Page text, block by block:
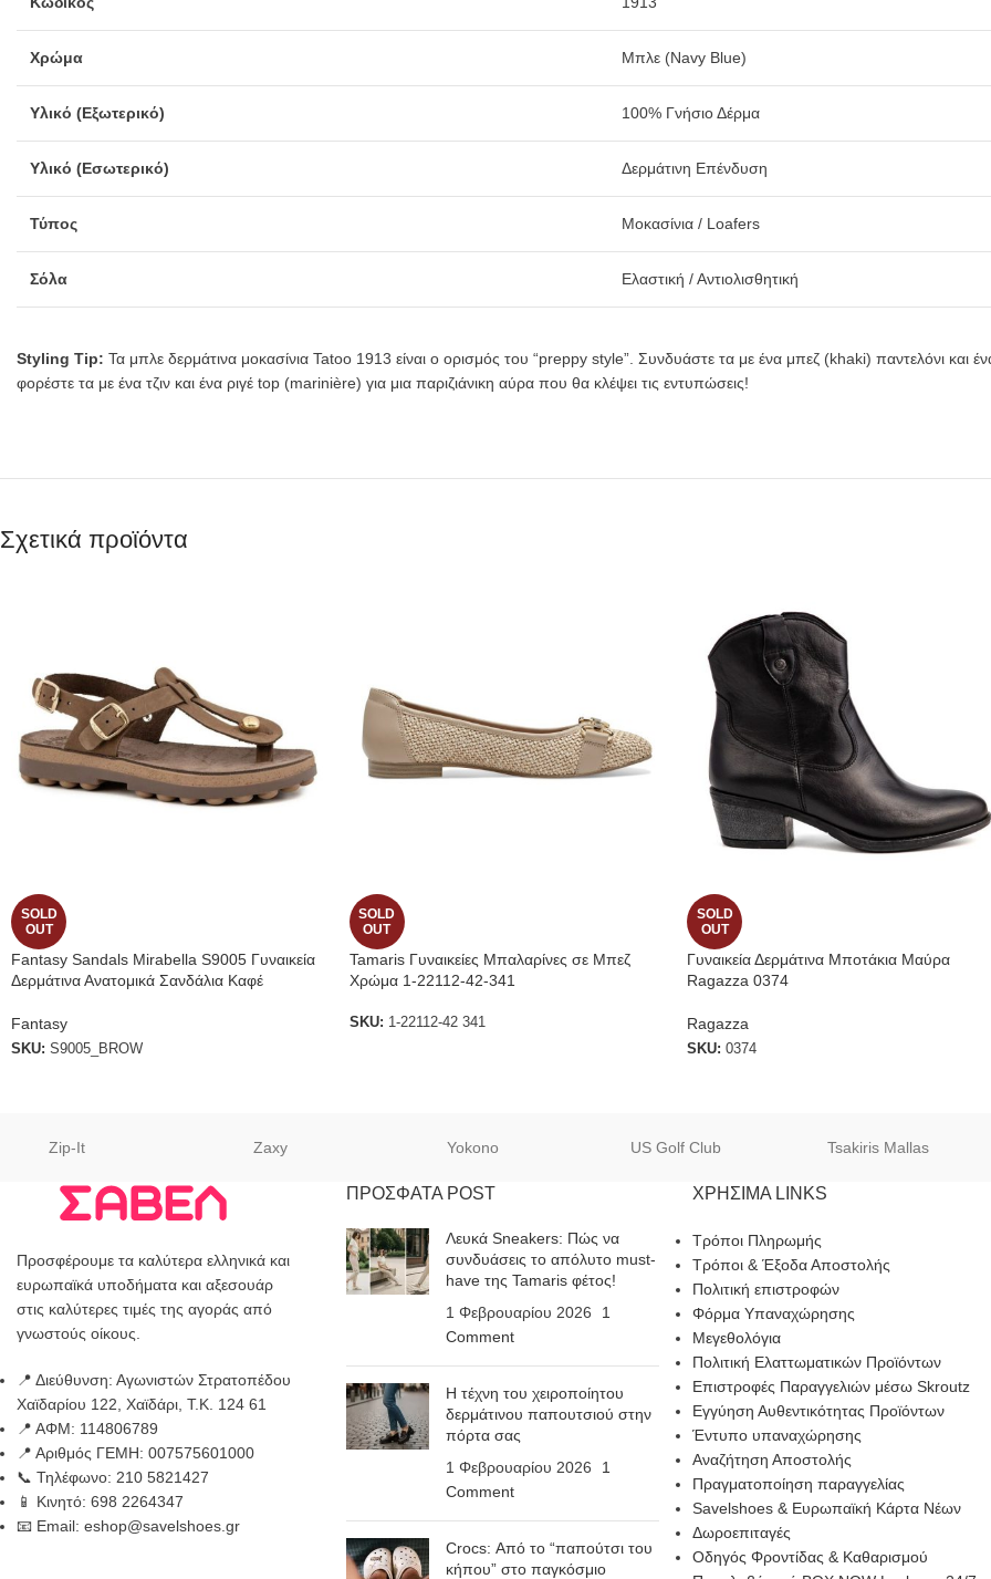
Χρώμα Μπλε (Navy Blue)
Υλικό (Εξωτερικό) 100% Γνήσιο Δέρμα
Υλικό (Εσωτερικό) Δερμάτινη Επένδυση
Τύπος Μοκασίνια / Loafers
Σόλα Ελαστική / Αντιολισθητική
Styling Tip: Τα μπλε δερμάτινα μοκασίνια Tatoo 1913 είναι ο ορισμός του “preppy style”. Συνδυάστε τα με ένα μπεζ (khaki) παντελόνι και
φορέστε τα με ένα τζιν και ένα ριγέ top (marinière) για μια παριζιάνικη αύρα που θα κλέψει τις εντυπώσεις!
Σχετικά προϊόντα
SOLD
OUT
Fantasy Sandals Mirabella S9005 Γυναικεία
Δερμάτινα Ανατομικά Σανδάλια Καφέ
Fantasy
SKU: S9005_BROW
SOLD
OUT
Tamaris Γυναικείες Μπαλαρίνες σε Μπεζ
Χρώμα 1-22112-42-341
SKU: 1-22112-42 341
SOLD
OUT
Γυναικεία Δερμάτινα Μποτάκια Μαύρα
Ragazza 0374
Ragazza
SKU: 0374
Zip-It Zaxy Yokono US Golf Club Tsakiris Mallas
Προσφέρουμε τα καλύτερα ελληνικά και
ευρωπαϊκά υποδήματα και αξεσουάρ
στις καλύτερες τιμές της αγοράς από
γνωστούς οίκους.
📍 Διεύθυνση: Αγωνιστών Στρατοπέδου
Χαϊδαρίου 122, Χαϊδάρι, Τ.Κ. 124 61
📍 ΑΦΜ: 114806789
📍 Αριθμός ΓΕΜΗ: 007575601000
📞 Τηλέφωνο: 210 5821427
📱 Κινητό: 698 2264347
📧 Email: eshop@savelshoes.gr
ΠΡΟΣΦΑΤΑ POST
Λευκά Sneakers: Πώς να
συνδυάσεις το απόλυτο must-
have της Tamaris φέτος!
1 Φεβρουαρίου 2026
1
Comment
Η τέχνη του χειροποίητου
δερμάτινου παπουτσιού στην
πόρτα σας
1 Φεβρουαρίου 2026
1
Comment
Crocs: Από το “παπούτσι του
κήπου” στο παγκόσμιο
ΧΡΗΣΙΜΑ LINKS
Τρόποι Πληρωμής
Τρόποι & Έξοδα Αποστολής
Πολιτική επιστροφών
Φόρμα Υπαναχώρησης
Μεγεθολόγια
Πολιτική Ελαττωματικών Προϊόντων
Επιστροφές Παραγγελιών μέσω Skroutz
Εγγύηση Αυθεντικότητας Προϊόντων
Έντυπο υπαναχώρησης
Αναζήτηση Αποστολής
Πραγματοποίηση παραγγελίας
Savelshoes & Ευρωπαϊκή Κάρτα Νέων
Δωροεπιταγές
Οδηγός Φροντίδας & Καθαρισμού